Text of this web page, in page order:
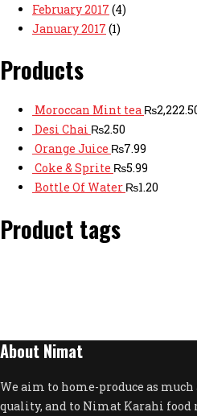
February 2017 (4)
January 2017 (1)
Products
Moroccan Mint tea ₨
Desi Chai ₨2.50
Orange Juice ₨7.99
Coke & Sprite ₨5.99
Bottle Of Water ₨1.20
Product tags
About Nimat
We aim to home-produce as
quality, and to Nimat Karahi food